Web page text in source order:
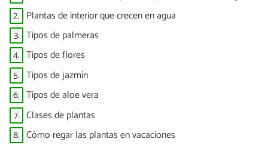
2. Plantas de interior que crecen en agua
3. Tipos de palmeras
4. Tipos de flores
5. Tipos de jazmín
6. Tipos de aloe vera
7. Clases de plantas
8. Cómo regar las plantas en vacaciones